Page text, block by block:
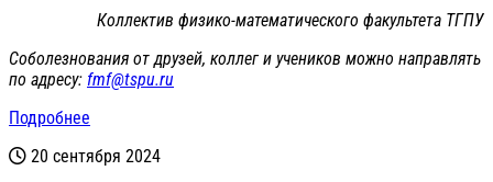
Коллектив физико-математического факультета ТГПУ
Соболезнования от друзей, коллег и учеников можно направлять
по адресу: fmf@tspu.ru
Подробнее
20 сентября 2024